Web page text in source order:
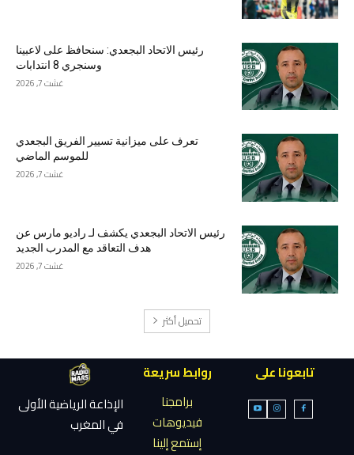
رئيس الاتحاد البجعدي: سنحافظ على لاعبينا
وسنجري 8 انتدابات
غشت 7, 2026
تعرف على ميزانية تسيير الفريق البجعدي
للموسم الماضي
غشت 7, 2026
رئيس الاتحاد البجعدي يكشف لـ راديو مارس عن
هدف التعاقد مع المدرب الجديد
غشت 7, 2026
تحميل أكثر
تابعونا على
روابط سريعة
برامجنا
فيديوهات
إستمع إلينا
الإذاعة الرياضية الأولى
في المغرب